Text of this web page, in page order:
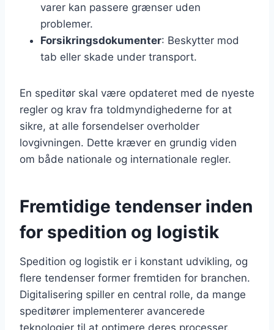
varer kan passere grænser uden
problemer.
Forsikringsdokumenter: Beskytter mod
tab eller skade under transport.
En speditør skal være opdateret med de nyeste
regler og krav fra toldmyndighederne for at
sikre, at alle forsendelser overholder
lovgivningen. Dette kræver en grundig viden
om både nationale og internationale regler.
Fremtidige tendenser inden
for spedition og logistik
Spedition og logistik er i konstant udvikling, og
flere tendenser former fremtiden for branchen.
Digitalisering spiller en central rolle, da mange
speditører implementerer avancerede
teknologier til at optimere deres processer.